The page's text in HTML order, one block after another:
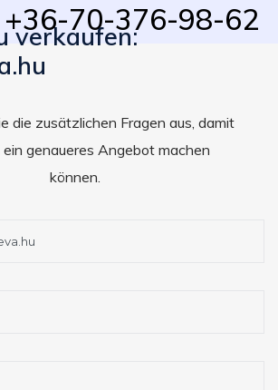
+36-70-376-98-62
verkaufen:
die zusätzlichen Fragen aus, damit
genaueres Angebot machen
können.